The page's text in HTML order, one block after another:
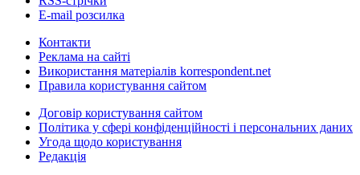
E-mail розсилка
Контакти
Реклама на сайті
Використання матеріалів korrespondent.net
Правила користування сайтом
Договір користування сайтом
Політика у сфері конфіденційності і персональних даних
Угода щодо користування
Редакція